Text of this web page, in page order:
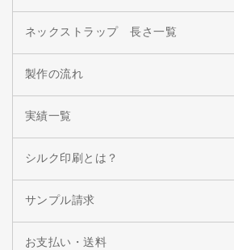
ネックストラップ 長さ一覧
製作の流れ
実績一覧
シルク印刷とは？
サンプル請求
お支払い・送料